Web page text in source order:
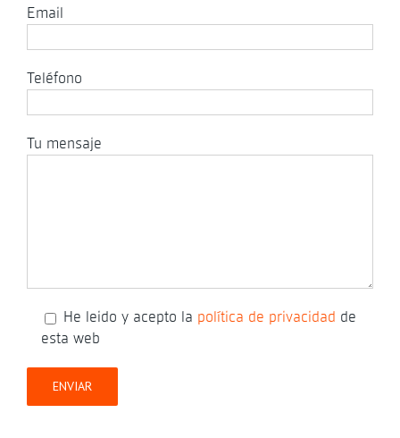
Email
Teléfono
Tu mensaje
He leido y acepto la política de privacidad de
esta web